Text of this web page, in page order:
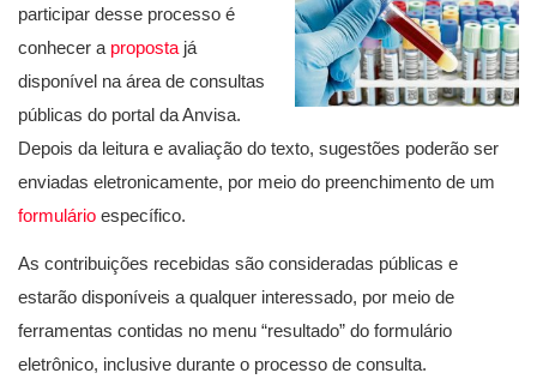
participar desse processo é
conhecer a proposta já
disponível na área de consultas
públicas do portal da Anvisa.
Depois da leitura e avaliação do texto, sugestões poderão ser
enviadas eletronicamente, por meio do preenchimento de um
formulário específico.
As contribuições recebidas são consideradas públicas e
estarão disponíveis a qualquer interessado, por meio de
ferramentas contidas no menu “resultado” do formulário
eletrônico, inclusive durante o processo de consulta.